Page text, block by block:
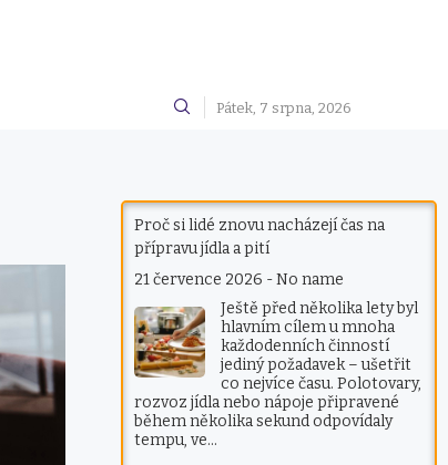
Pátek, 7 srpna, 2026
Proč si lidé znovu nacházejí čas na
přípravu jídla a pití
21 července 2026 -No name
Ještě před několika lety byl
hlavním cílem u mnoha
každodenních činností
jediný požadavek – ušetřit
co nejvíce času. Polotovary,
rozvoz jídla nebo nápoje připravené
během několika sekund odpovídaly
tempu, ve…